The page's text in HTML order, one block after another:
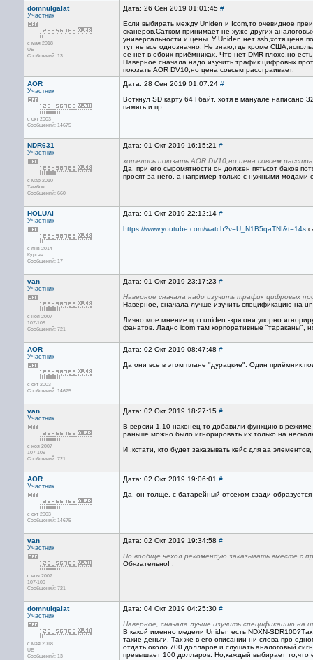
domnulgalat
Участник
с мая 2018
UE
Сообщений: 13
Дата: 26 Сен 2019 01:01:45 #
Если выбирать между Uniden и Icom,то очевидное
сканеров,Сатком принимает не хуже других
универсальности и цены. У Uniden нет ssb,хотя цена
тут не все однозначно. Не знаю,где кроме
ее нет в обоих приёмниках. Что нет DMR-плохо,но
Наверное сначала надо изучить трафик цифровых
поюзать AOR DV10,но цена совсем расстраивает.
AOR
Участник
с окт 2003
Сообщений: 14675
Дата: 28 Сен 2019 01:07:24 #
Воткнул SD карту 64 Гбайт, хотя в мануале написано
память и пр.
NDR631
Участник
с мар 2010
Тамбов
Сообщений: 660
Дата: 01 Окт 2019 16:15:21 #
хотелось поюзать AOR DV10,но цена совсем
Да, при его сыромятности он должен пятьсот баков
просят за него, а например только с нужными модами
HOLUAI
Участник
с янв 2014
Курган
Сообщений: 17
Дата: 01 Окт 2019 22:12:14 #
https://www.youtube.com/watch?v=U_N1B5qaTNI&t=14s
van
Участник
с ноя 2007
107-109
Сообщений: 721
Дата: 01 Окт 2019 23:17:23 #
Наверное сначала надо изучить трафик цифровых
Наверное, сначала лучше изучить спецификацию на
Лично мое мнение про uniden -зря они упорно
фанатов. Ладно icom там корпоративные "тараканы",
AOR
Участник
с окт 2003
Сообщений: 14675
Дата: 02 Окт 2019 08:47:48 #
Да они все в этом плане "дурацкие". Один приёмник
van
Участник
с ноя 2007
107-109
Сообщений: 721
Дата: 02 Окт 2019 18:27:15 #
В версии 1.10 наконец-то добавили функцию в
раньше можно было игнорировать их только на
И ,кстати, кто будет заказывать кейс для аа
AOR
Участник
с окт 2003
Сообщений: 14675
Дата: 02 Окт 2019 19:06:01 #
Да, он толще, с батарейный отсеком сзади
van
Участник
с ноя 2007
107-109
Сообщений: 721
Дата: 02 Окт 2019 19:34:58 #
Но вообще чехол рекомендую заказывать вместе с
Обязательно! .
domnulgalat
Участник
с мая 2018
UE
Сообщений: 13
Дата: 04 Окт 2019 04:25:30 #
Наверное, сначала лучше изучить спецификацию на
В какой именно медели Uniden есть NDXN-
такие деньги. Так же в его описании ни слова про
отдать около 700 долларов и слушать аналоговый
превышает 100 долларов. Но,каждый выбирает то,что